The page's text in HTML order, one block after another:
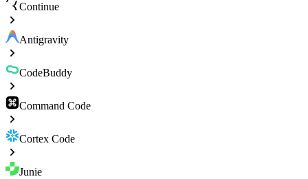
Continue
Antigravity
CodeBuddy
Command Code
Cortex Code
Junie